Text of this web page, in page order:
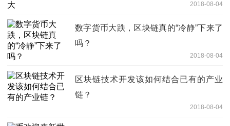
2018-08-04
数字货币大跌，区块链真的“冷静”下来了
吗？
2018-08-04
区块链技术开发该如何结合已有的产业
链？
2018-08-04